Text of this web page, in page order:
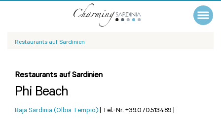
Restaurants auf Sardinien
Restaurants auf Sardinien
Phi Beach
Baja Sardinia (Olbia Tempio) | Tel.-Nr. +39.070.513489 |